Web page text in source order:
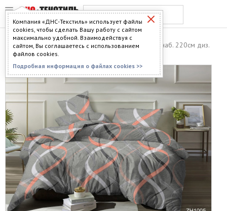
Компания «ДНС-Текстиль» использует файлы
cookies, чтобы сделать Вашу работу с сайтом
максимально удобной. Взаимодействуя с
сайтом, Вы соглашаетесь с использованием
файлов cookies.
Подробная информация о файлах cookies >>
Главная >Каталог>Ткань > Бязь Люкс Акварель наб. 220см диз.
1005 ZН